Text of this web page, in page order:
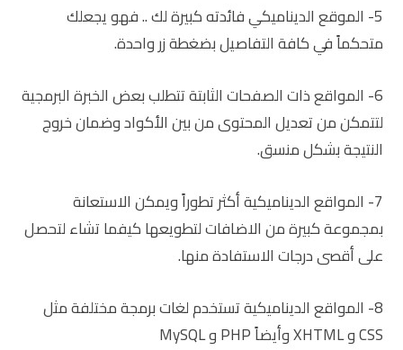
5- الموقع الديناميكي فائدته كبيرة لك .. فهو يجعلك
متحكماً في كافة التفاصيل بضغطة زر واحدة.
6- المواقع ذات الصفحات الثابتة تتطلب بعض الخبرة البرمجية
لتتمكن من تعديل المحتوى من بين الأكواد وضمان خروج
النتيجة بشكل منسق.
7- المواقع الديناميكية أكثر تطوراً ويمكن الاستعانة
بمجموعة كبيرة من الاضافات لتطويعها كيفما تشاء لتحصل
على أقصى درجات الاستفادة منها.
8- المواقع الديناميكية تستخدم لغات برمجة مختلفة مثل
CSS و XHTML وأيضاً PHP و MySQL